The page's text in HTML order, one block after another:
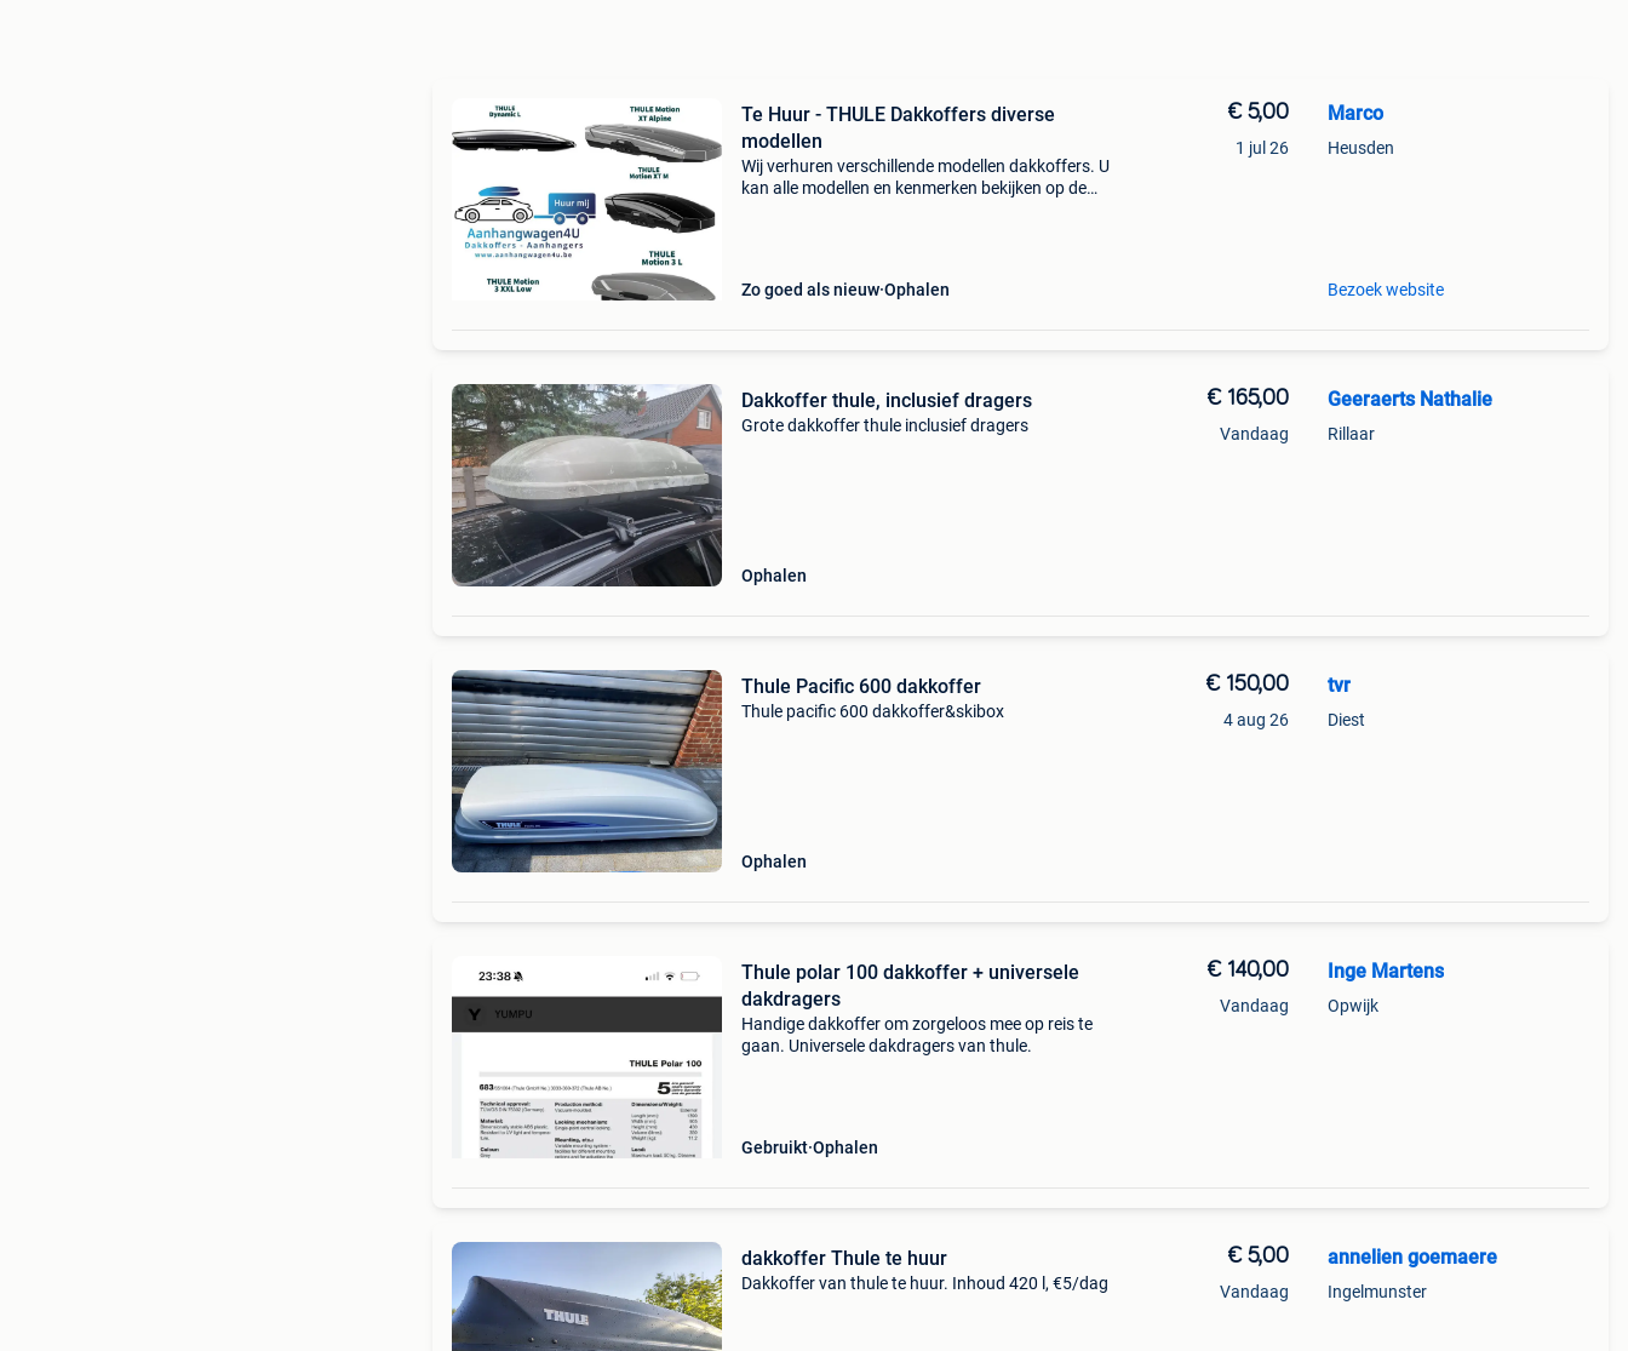
Te Huur - THULE Dakkoffers diverse
modellen
Wij verhuren verschillende modellen dakkoffers. U
kan alle modellen en kenmerken bekijken op de
Zo goed als nieuw Ophalen
€ 5,00
1 jul 26
Marco
Heusden
Bezoek website
Dakkoffer thule, inclusief dragers
Grote dakkoffer thule inclusief dragers
Ophalen
€ 165,00
Vandaag
Geeraerts Nathalie
Rillaar
Thule Pacific 600 dakkoffer
Thule pacific 600 dakkoffer&skibox
Ophalen
€ 150,00
4 aug 26
tvr
Diest
Thule polar 100 dakkoffer + universele
dakdragers
Handige dakkoffer om zorgeloos mee op reis te
gaan. Universele dakdragers van thule.
Gebruikt Ophalen
€ 140,00
Vandaag
Inge Martens
Opwijk
dakkoffer Thule te huur
Dakkoffer van thule te huur. Inhoud 420 l, €5/dag
€ 5,00
Vandaag
annelien goemaere
Ingelmunster